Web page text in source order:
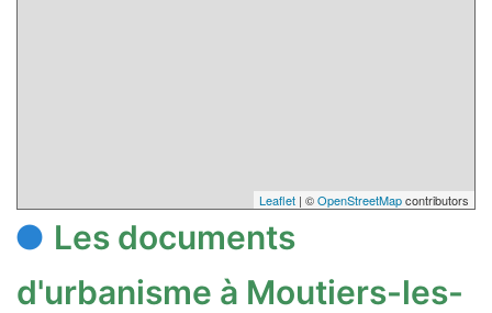
Leaflet | ©OpenStreetMapcontributors
Les documents
d'urbanisme à Moutiers-les-